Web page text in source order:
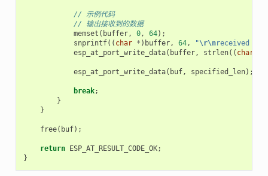
// 示例代码
// 输出接收到的数据
memset ( buffer, 0, 64);
snprintf(( char * ) buffer, 64, "\r\nreceived
esp_at_port_write_data( buffer, strlen(( char
esp_at_port_write_data( buf, specified_len);
break;
}
}
free( buf);
return ESP_AT_RESULT_CODE_OK;
}